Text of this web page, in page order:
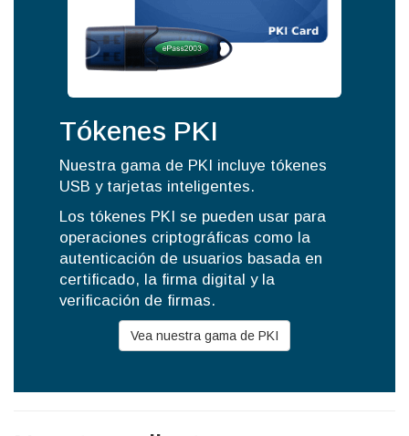
Tókenes PKI
Nuestra gama de PKI incluye tókenes
USB y tarjetas inteligentes.
Los tókenes PKI se pueden usar para
operaciones criptográficas como la
autenticación de usuarios basada en
certificado, la firma digital y la
verificación de firmas.
Vea nuestra gama de PKI